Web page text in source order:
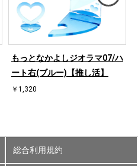
もっとなかよしジオラマ07/ハ
ート右(ブルー)【推し活】
￥1,320
総合利用規約